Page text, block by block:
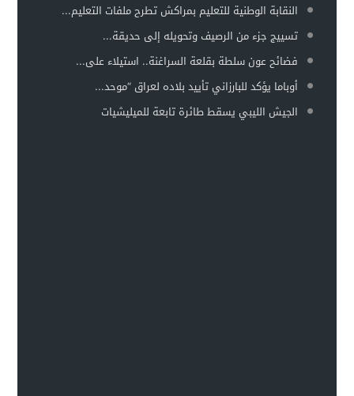
النقابة الوطنية للتعليم بمراكش تطرح ملفات التعليم...
تسييج جزء من الرصيف وتحويله إلى حديقة...
فضائح عون سلطة بقلعة السراغنة.. استيلاء على...
أوباما يؤكد للبارزاني تأييد بلاده لعراق “موحد...
الجيش الليبي يسقط طائرة تابعة للميليشيات